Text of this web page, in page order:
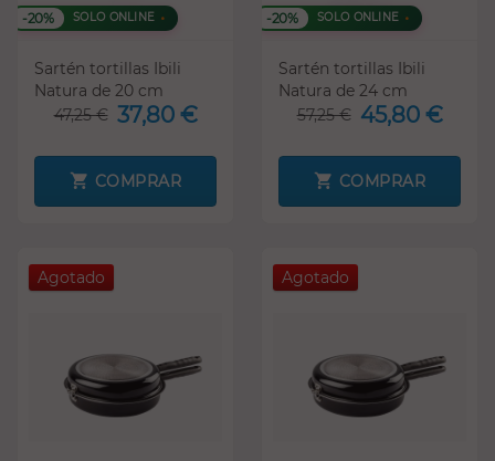
-20% SOLO ONLINE
Sartén tortillas Ibili
Natura de 20 cm
47,25 € 37,80 €
COMPRAR
-20% SOLO ONLINE
Sartén tortillas Ibili
Natura de 24 cm
57,25 € 45,80 €
COMPRAR
Agotado Agotado